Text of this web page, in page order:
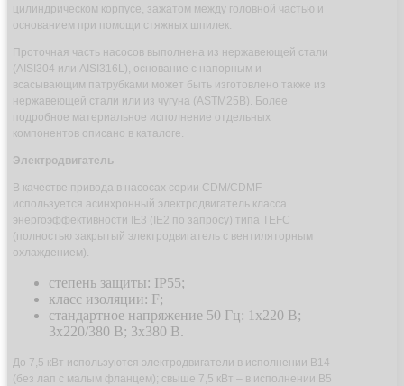
цилиндрическом корпусе, зажатом между головной частью и
основанием при помощи стяжных шпилек.
Проточная часть насосов выполнена из нержавеющей стали
(AISI304 или AISI316L), основание с напорным и
всасывающим патрубками может быть изготовлено также из
нержавеющей стали или из чугуна (ASTM25B). Более
подробное материальное исполнение отдельных
компонентов описано в каталоге.
Электродвигатель
В качестве привода в насосах серии CDM/CDMF
используется асинхронный электродвигатель класса
энергоэффективности IE3 (IE2 по запросу) типа TEFC
(полностью закрытый электродвигатель с вентиляторным
охлаждением).
степень защиты: IP55;
класс изоляции: F;
стандартное напряжение 50 Гц: 1х220 В;
3x220/380 В; 3x380 В.
До 7,5 кВт используются электродвигатели в исполнении B14
(без лап с малым фланцем); свыше 7,5 кВт – в исполнении B5